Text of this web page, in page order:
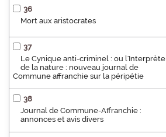
36
Mort aux aristocrates
37
Le Cynique anti-criminel : ou l'Interprète
de la nature : nouveau journal de
Commune affranchie sur la péripétie
38
Journal de Commune-Affranchie :
annonces et avis divers